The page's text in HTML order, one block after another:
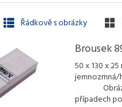
Řádkově s obrázky
Brousek
50 x 130 x
jemnozrnná/
Obrázky
případech